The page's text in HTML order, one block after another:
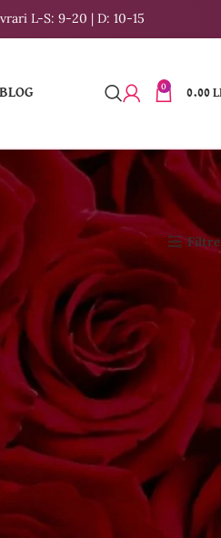
L-S: 9-20 | D: 10-15
0
0.00
Filtre